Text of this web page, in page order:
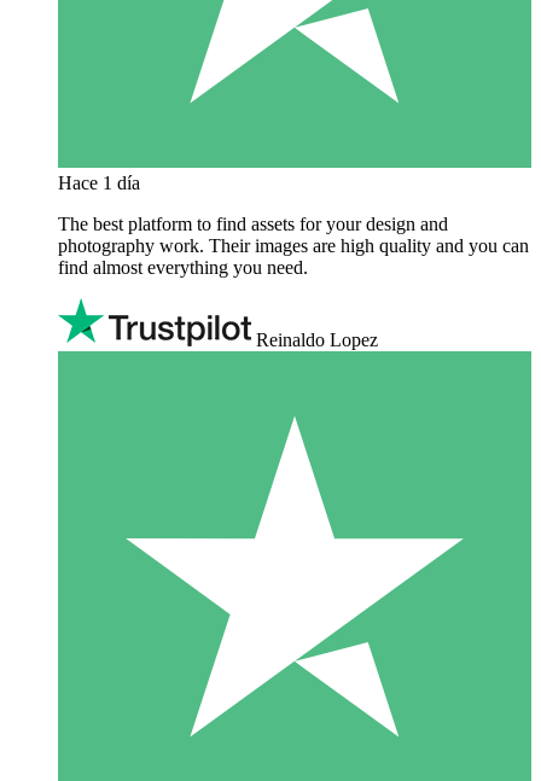
Hace 1 día
The best platform to find assets for your design and
photography work. Their images are high quality and you can
find almost everything you need.
Reinaldo Lopez